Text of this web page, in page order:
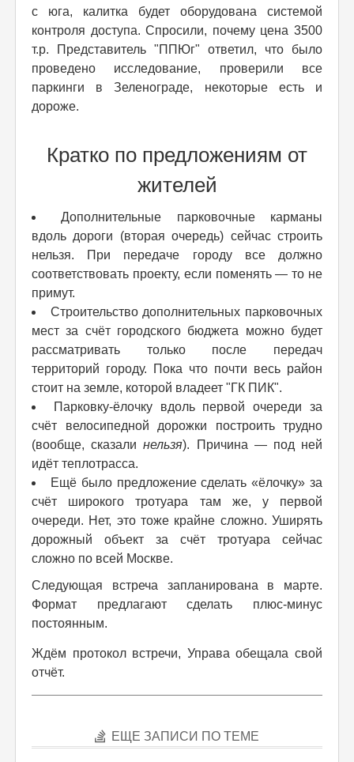
с юга, калитка будет оборудована системой
контроля доступа. Спросили, почему цена 3500
т.р. Представитель "ППЮг" ответил, что было
проведено исследование, проверили все
паркинги в Зеленограде, некоторые есть и
дороже.
Кратко по предложениям от
жителей
Дополнительные парковочные карманы
вдоль дороги (вторая очередь) сейчас строить
нельзя. При передаче городу все должно
соответствовать проекту, если поменять — то не
примут.
Строительство дополнительных парковочных
мест за счёт городского бюджета можно будет
рассматривать только после передач
территорий городу. Пока что почти весь район
стоит на земле, которой владеет "ГК ПИК".
Парковку-ёлочку вдоль первой очереди за
счёт велосипедной дорожки построить трудно
(вообще, сказалинельзя). Причина — под ней
идёт теплотрасса.
Ещё было предложение сделать «ёлочку» за
счёт широкого тротуара там же, у первой
очереди. Нет, это тоже крайне сложно. Уширять
дорожный объект за счёт тротуара сейчас
сложно по всей Москве.
Следующая встреча запланирована в марте.
Формат предлагают сделать плюс-минус
постоянным.
Ждём протокол встречи, Управа обещала свой
отчёт.
ЕЩЕ ЗАПИСИ ПО ТЕМЕ